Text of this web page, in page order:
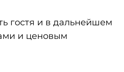
гостя и в дальнейшем
и ценовым